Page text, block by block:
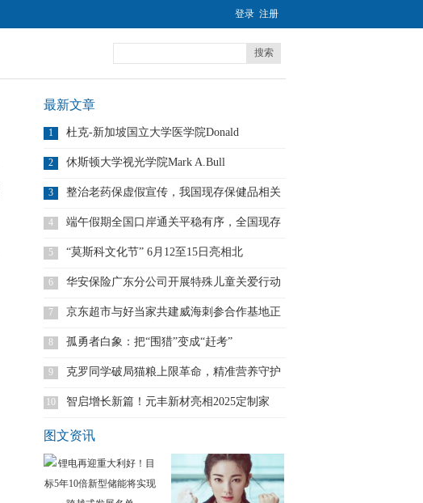
登录 注册
搜索
最新文章
1 杜克-新加坡国立大学医学院Donald
2 休斯顿大学视光学院Mark A.Bull
3
整治老药保虚假宣传，我国现存保健品相关
企
4
端午假期全国口岸通关平稳有序，全国现存
出
5 “莫斯科文化节” 6月12至15日亮相北
6 华安保险广东分公司开展特殊儿童关爱行动
7
京东超市与好当家共建威海刺参合作基地正
式
8 孤勇者白象：把“围猎”变成“赶考”
9
克罗同学破局猫粮上限革命，精准营养守护
10 智启增长新篇！元丰新材亮相2025定制家
图文资讯